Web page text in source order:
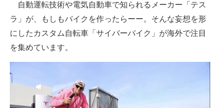
注目記事を集めた総合ページ
ITの今と未来を見通す
スマホと通信の最新トレンド
好きが集まる 比べて選べる
自動運転技術や電気自動車で知られるメーカー「テス
ラ」が、もしもバイクを作ったらーー。そんな妄想を形
にしたカスタム自転車「サイバーバイク」が海外で注目
を集めています。